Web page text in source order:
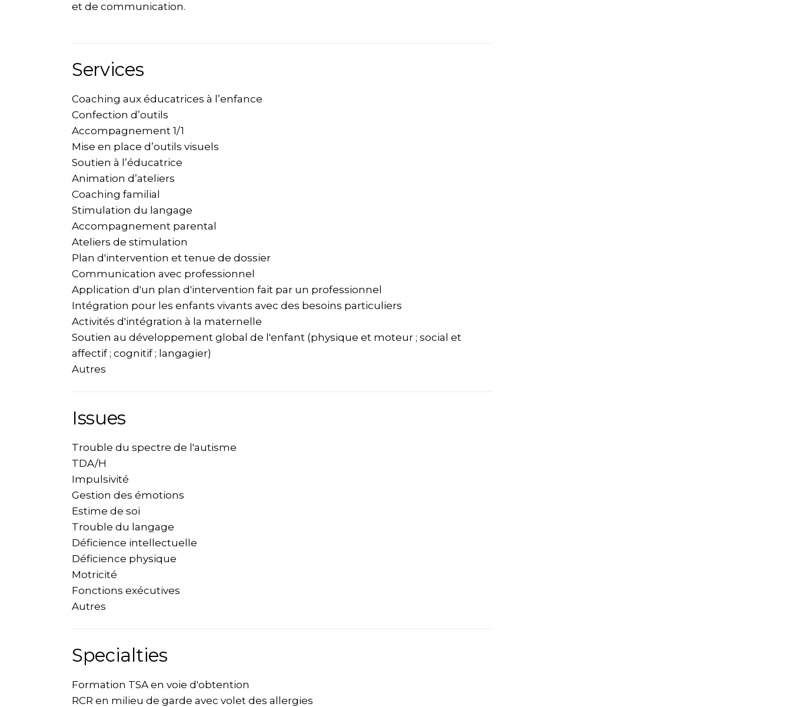
et de communication.
Services
Coaching aux éducatrices à l’enfance
Confection d’outils
Accompagnement 1/1
Mise en place d’outils visuels
Soutien à l’éducatrice
Animation d’ateliers
Coaching familial
Stimulation du langage
Accompagnement parental
Ateliers de stimulation
Plan d'intervention et tenue de dossier
Communication avec professionnel
Application d'un plan d'intervention fait par un professionnel
Intégration pour les enfants vivants avec des besoins particuliers
Activités d'intégration à la maternelle
Soutien au développement global de l'enfant (physique et moteur ; social et
affectif ; cognitif ; langagier)
Autres
Issues
Trouble du spectre de l'autisme
TDA/H
Impulsivité
Gestion des émotions
Estime de soi
Trouble du langage
Déficience intellectuelle
Déficience physique
Motricité
Fonctions exécutives
Autres
Specialties
Formation TSA en voie d'obtention
RCR en milieu de garde avec volet des allergies